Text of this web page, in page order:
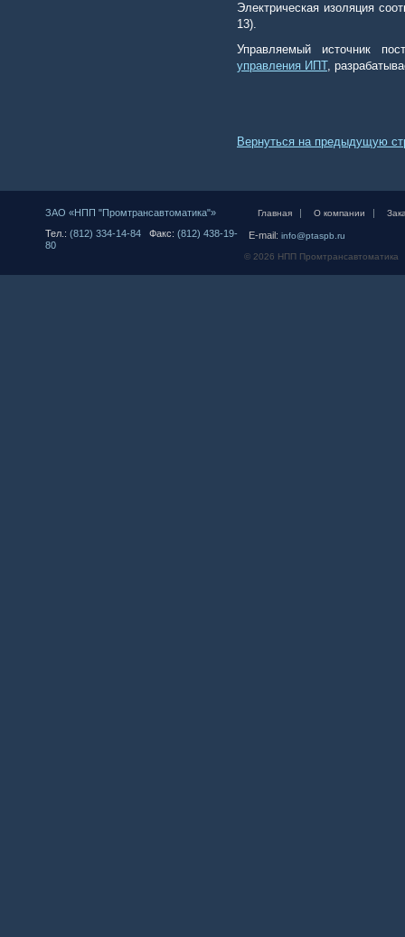
Электрическая изоляция
13).
Управляемый источник
управления ИПТ,
Вернуться на предыдущую
ЗАО «НПП "Промтрансавтоматика"»
Тел.: (812) 334-14-84 Факс: (812) 438-19-
80
Главная | О компании |
E-mail: info@ptaspb.ru
© 2026 НПП Промтрансавтоматика